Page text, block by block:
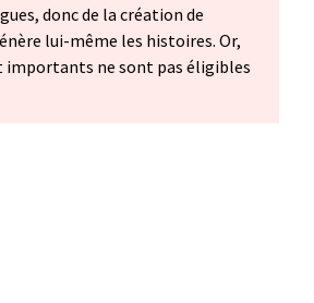
donc de la création de
lui-même les histoires. Or,
ne sont pas éligibles